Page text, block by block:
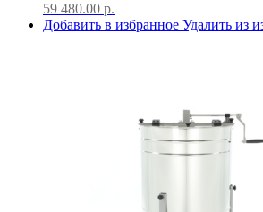
59 480.00 р.
Добавить в избранное Удалить из